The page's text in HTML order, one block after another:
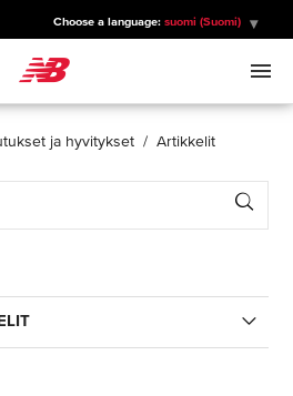
Choose a language: suomi (Suomi)
ja hyvitykset Artikkelit